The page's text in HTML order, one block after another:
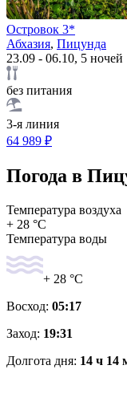
Островок 3*
Абхазия, Пицунда
23.09 - 06.10, 5 ночей
без питания
3-я линия
64 989 ₽
Погода в
Температура воздуха
+ 28 °C
Температура воды
+ 28 °C
Восход: 05:17
Заход: 19:31
Долгота дня: 14 ч 14